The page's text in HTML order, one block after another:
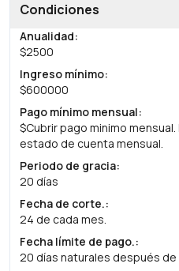
Condiciones
Anualidad:
$2500
Ingreso mínimo:
$600000
Pago mínimo mensual:
$Cubrir pago minimo
estado de cuenta mensual.
Periodo de gracia:
20 días
Fecha de corte.:
24 de cada mes.
Fecha límite de pago.:
20 días naturales después